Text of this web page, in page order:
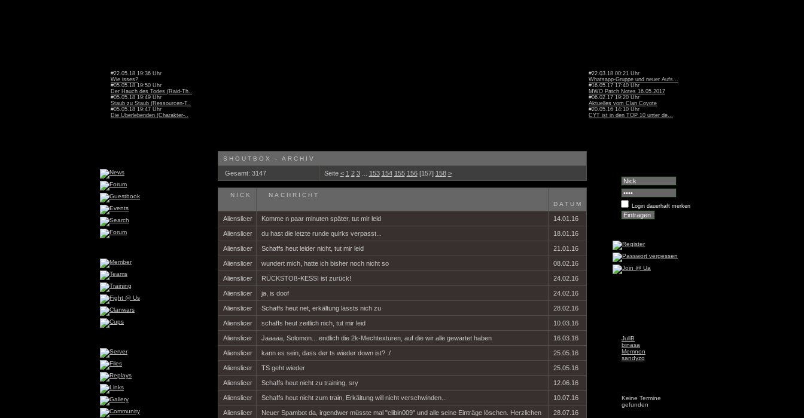
#22.05.18 19:36 Uhr
Wie isses?
#05.05.18 19:50 Uhr
Der Hauch des Todes (Raid-Th..
#05.05.18 19:49 Uhr
Staub zu Staub (Ressourcen-T..
#05.05.18 19:47 Uhr
Die Überlebenden (Charakter-..
#22.03.18 00:21 Uhr
Whatsapp-Gruppe und neuer Aufs...
#16.05.17 17:40 Uhr
MWO Patch Notes 16.05.2017
#06.02.17 19:20 Uhr
Aktuelles vom Clan Coyote
#20.05.16 14:10 Uhr
CYT ist in den TOP 10 unter de...
SHOUTBOX - ARCHIV
Gesamt: 3147 Seite < 1 2 3... 153 154 155 156[157] 158 >
NICK
NACHRICHT
DATUM
Alienslicer Komme n paar minuten später, tut mir leid 14.01.16
Alienslicer du hast die letzte runde quirks verpasst... 18.01.16
Alienslicer Schaffs heut leider nicht, tut mir leid 21.01.16
Alienslicer wundert mich, hatte ich bisher noch nicht so 08.02.16
Alienslicer RÜCKSTOß-KESSI ist zurück! 24.02.16
Alienslicer ja, is doof 24.02.16
Alienslicer Schaffs heut net, erkältung lässts nich zu 28.02.16
Alienslicer schaffs heut zeitlich nich, tut mir leid 10.03.16
Alienslicer Jaaaaa, Solomon... endlich die 2k-Mechtexturen, auf die wir alle gewartet haben 16.03.16
Alienslicer kann es sein, dass der ts wieder down ist? :/ 25.05.16
Alienslicer TS geht wieder 25.05.16
Alienslicer Schaffs heut nicht zu training, sry 12.06.16
Alienslicer Schaffs heut nicht zum train, Erkältung will nicht verschwinden... 10.07.16
Alienslicer
Neuer Spambot da, irgendwer müsste mal "clibin009" und alle seine Einträge löschen. Herzlichen
28.07.16
Login dauerhaft merken
JuliB
binasa
Memnon
sandyzq
Keine Termine
gefunden